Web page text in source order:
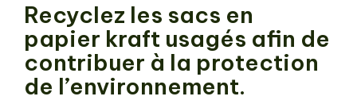
Recyclez les sacs en
papier kraft usagés afin de
contribuer à la protection
de l’environnement.